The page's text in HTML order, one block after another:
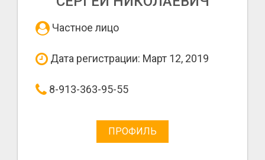
Частное лицо
Дата регистрации: Март 12, 2019
8-913-363-95-55
ПРОФИЛЬ